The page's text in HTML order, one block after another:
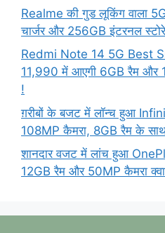
Realme की गुड लूकिंग वाला
चार्जर और 256GB इंटरनल
Redmi Note 14 5G Best
11,990 में आएगी 6GB रैम और
!
ग़रीबों के बजट में लॉन्च हुआ
108MP कैमरा, 8GB रैम के
शानदार वजट में लांच हुआ
12GB रैम और 50MP कैमरा